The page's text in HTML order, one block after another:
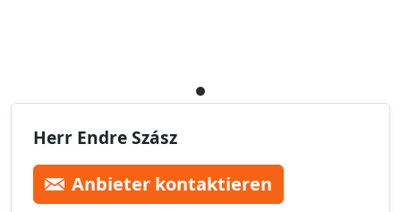
Herr Endre Szász
Anbieter kontaktieren